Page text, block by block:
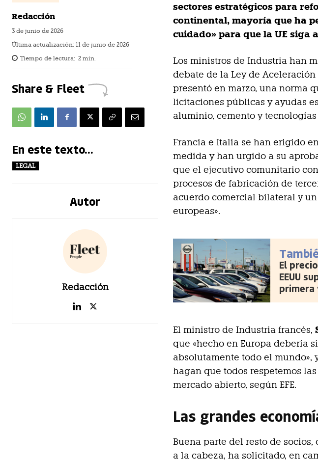
Redacción
3 de junio de 2026
Última actualización: 11 de junio de 2026
Tiempo de lectura: 2 min.
Share & Fleet
En este texto...
LEGAL
Autor
Redacción
sectores estratégicos para
continental, mayoría que ha
cuidado» para que la UE
Los ministros de Industria han
debate de la Ley de
presentó en marzo, una norma
licitaciones públicas y ayudas
aluminio, cemento y
Francia e Italia se han erigido
medida y han urgido a su
que el ejecutivo comunitario
procesos de fabricación de
acuerdo comercial bilateral y
europeas».
El
EEUU
primera
El ministro de Industria francés,
que «hecho en Europa debería
absolutamente todo el mundo»,
hagan que todos respetemos
mercado abierto, según EFE.
Las grandes
Buena parte del resto de socios,
a la cabeza, ha solicitado, en